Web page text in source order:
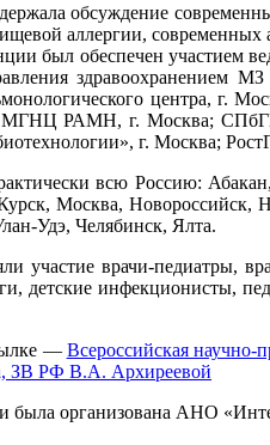
обсуждение
аллергии, современных
был обеспечен
РАМН, г. Москва; СПбГПМУ;
г. Москва;
всю Россию:
Москва, Новороссийск,
Удэ, Челябинск, Ялта.
участие врачи-педиатры,
детские инфекционисты,
— Всероссийская научно-
ЗВ РФ В.А. Архиреевой
была организована АНО